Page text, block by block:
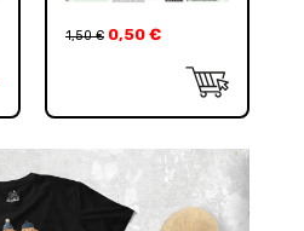
1,50€ 0,50 €